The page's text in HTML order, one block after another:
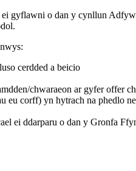
gyflawni o dan y cynllun
cerdded a beicio
chwaraeon ar gyfer offer
eu corff) yn hytrach na phedlo
ei ddarparu o dan y Gronfa